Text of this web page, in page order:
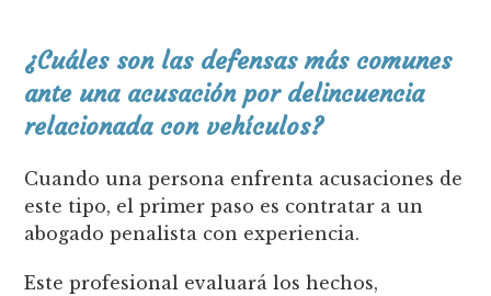
¿Cuáles son las defensas más comunes
ante una acusación por delincuencia
relacionada con vehículos?
Cuando una persona enfrenta acusaciones de
este tipo, el primer paso es contratar a un
abogado penalista con experiencia.
Este profesional evaluará los hechos,